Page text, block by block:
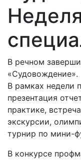
Неделя
В речном
«Судовождение».
В рамках недели
презентация
практике,
экскурсии,
турнир по мини-
В конкурсе